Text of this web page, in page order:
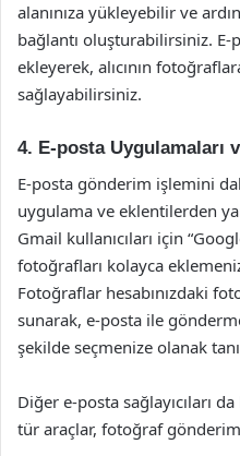
alanınıza yükleyebilir ve
bağlantı oluşturabilirsiniz. E-
ekleyerek, alıcının
sağlayabilirsiniz.
4. E-posta Uygulamaları
E-posta gönderim işlemini
uygulama ve eklentilerden
Gmail kullanıcıları için
fotoğrafları kolayca
Fotoğraflar hesabınızdaki
sunarak, e-posta ile
şekilde seçmenize olanak
Diğer e-posta sağlayıcıları
tür araçlar, fotoğraf